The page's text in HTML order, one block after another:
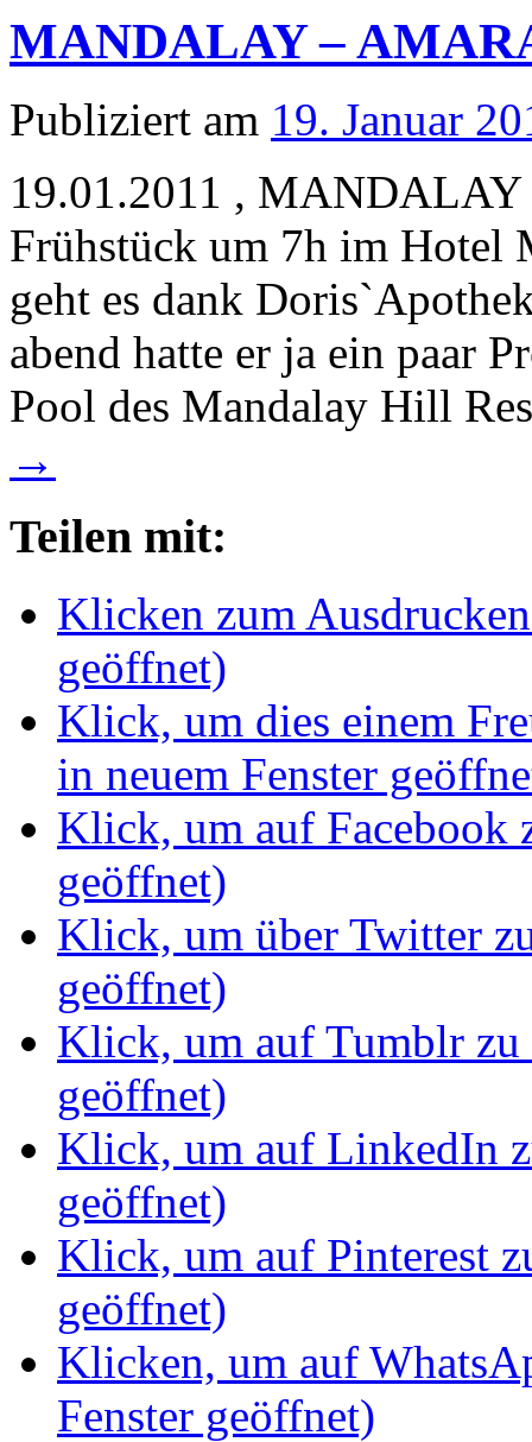
MANDALAY –
Publiziert am 19. Januar
19.01.2011 ,
Frühstück um 7h im Hotel
geht es dank
abend hatte er ja ein paar
Pool des Mandalay Hill
→
Teilen mit:
Klicken zum
geöffnet)
Klick, um dies einem
in neuem Fenster
Klick, um auf Facebook
geöffnet)
Klick, um über Twitter
geöffnet)
Klick, um auf Tumblr zu
geöffnet)
Klick, um auf LinkedIn
geöffnet)
Klick, um auf Pinterest
geöffnet)
Klicken, um auf
Fenster geöffnet)